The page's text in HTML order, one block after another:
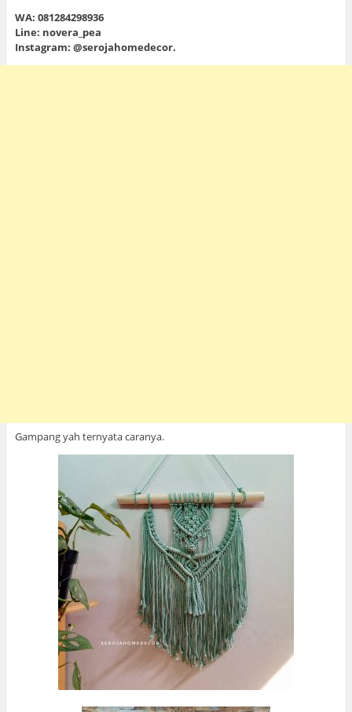
WA: 081284298936
Line: novera_pea
Instagram: @serojahomedecor.
Gampang yah ternyata caranya.